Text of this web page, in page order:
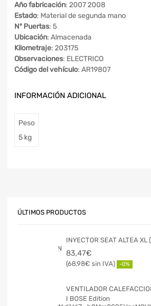
Año fabricación: 2007 2008
Estado: Material de segunda mano
Nº Puertas: 5
Ubicación: Almacenada
Kilometraje: 203175
Observaciones: ELECTRICO
Código del vehículo: AR19807
INFORMACIÓN ADICIONAL
Peso
5 kg
ÚLTIMOS PRODUCTOS
INYECTOR SEAT ALTEA
83,47€
68,98€ -0%
VENTILADOR
I BOSE Edition